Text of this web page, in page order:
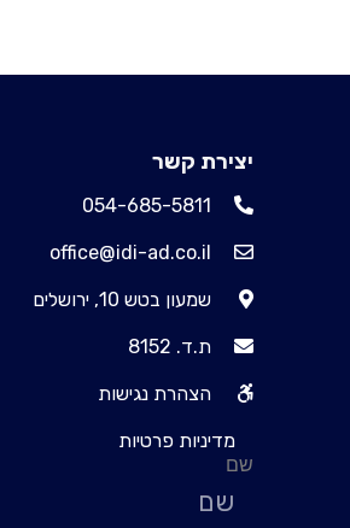
יצירת קשר
054-685-5811
office@idi-ad.co.il
שמעון בטש 10, ירושלים
ת.ד. 8152
הצהרת נגישות
מדיניות פרטיות
שם